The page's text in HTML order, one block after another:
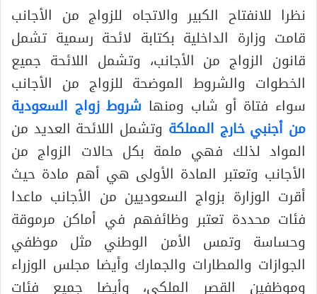
نظرا للانفتاح الكبير والاتجاه للزواج من الأجانب
قامت وزارة الداخلية بكتابة لائحة رسمية تشمل
قانون الزواج من الأجانب، وتشمل اللائحة جميع
الخطوات والشروط الموضحة للزواج من الأجانب
سواء فتاة أو شاب ومنها شروط زواج السعودية
من أجنبي خارج المملكة وتشمل اللائحة العديد من
المواد لذلك فهي ملمة بكل حالات الزواج من
الأجانب وتعتبر المادة الأولى هي أهم مادة حيث
أقرت الوزارة بزواج السعوديين من الأجانب ماعدا
فئات محددة تعتبر وظائفهم في أماكن مرموقة
وحساسة وتمس الأمن الوطني مثل موظفي
الجوازات والمطارات والجمارك وأيضا مجلس الوزراء
وموظفين القصر الملكي، وأيضا جميع فئات